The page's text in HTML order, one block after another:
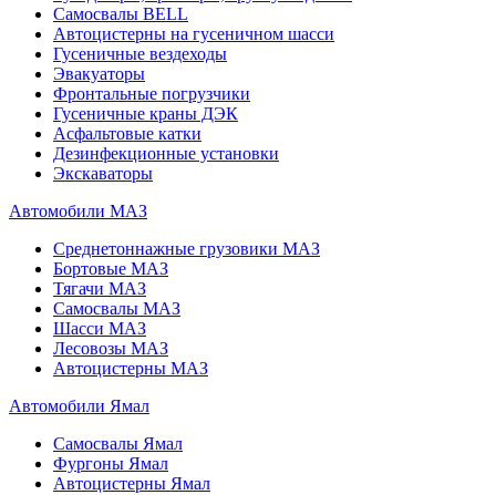
Самосвалы BELL
Автоцистерны на гусеничном шасси
Гусеничные вездеходы
Эвакуаторы
Фронтальные погрузчики
Гусеничные краны ДЭК
Асфальтовые катки
Дезинфекционные установки
Экскаваторы
Автомобили МАЗ
Среднетоннажные грузовики МАЗ
Бортовые МАЗ
Тягачи МАЗ
Самосвалы МАЗ
Шасси МАЗ
Лесовозы МАЗ
Автоцистерны МАЗ
Автомобили Ямал
Самосвалы Ямал
Фургоны Ямал
Автоцистерны Ямал